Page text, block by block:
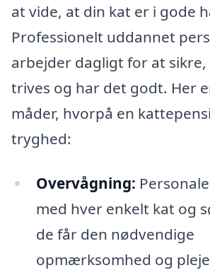
at vide, at din kat er i gode
Professionelt uddannet
arbejder dagligt for at
trives og har det godt. Her
måder, hvorpå en
tryghed:
Overvågning:
med hver enkelt kat og
de får den nødvendige
opmærksomhed og